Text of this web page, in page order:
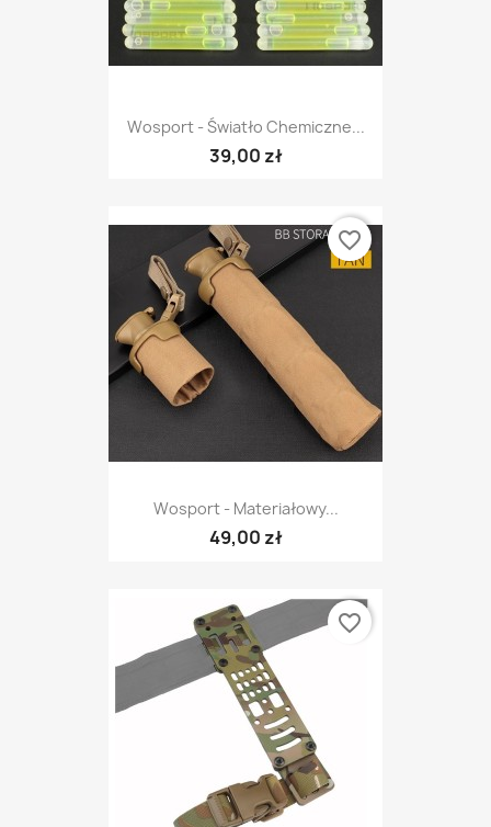
Wosport - Światło Chemiczne...
39,00 zł
Wosport - Materiałowy...
49,00 zł
favorite_border
favorite_border